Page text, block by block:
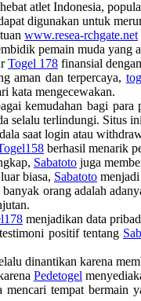
hebat atlet Indonesia,
digunakan untuk
www.resea-rchgate.net
pemain muda yang
Togel 178 finansial
aman dan terpercaya,
kata mengecewakan.
kemudahan bagi
selalu terlindungi. Situs
saat login atau
berhasil menarik
Sabatoto juga
biasa, Sabatoto
orang adalah
menjadikan data
positif tentang
dinantikan karena
Pedetogel
mencari tempat bermain